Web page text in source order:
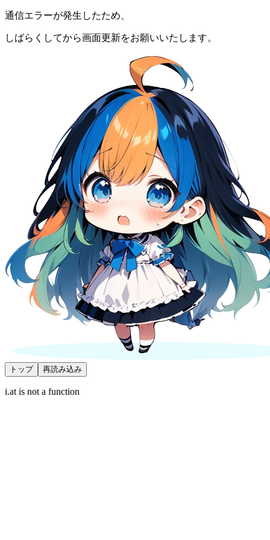
通信エラーが発生したため、
しばらくしてから画面更新をお願いいたします。
トップ 再読み込み
i.at is not a function